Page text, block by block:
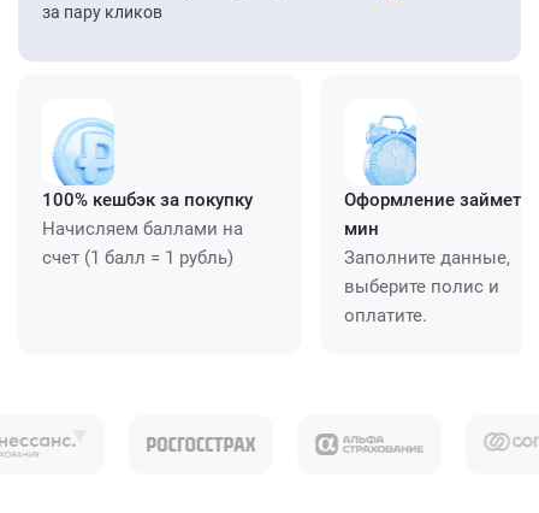
за пару кликов
100% кешбэк за покупку
Начисляем баллами на
счет (1 балл = 1 рубль)
Оформление займет
мин
Заполните данные,
выберите полис и
оплатите.